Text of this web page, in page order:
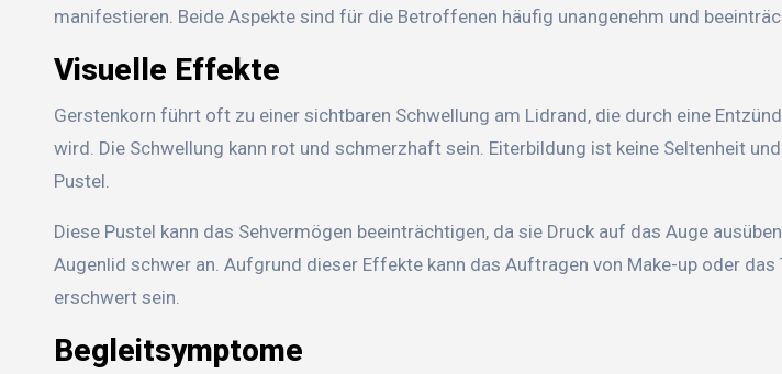
manifestieren. Beide Aspekte sind für die Betroffenen häufig unangenehm und
Visuelle Effekte
Gerstenkorn führt oft zu einer sichtbaren Schwellung am Lidrand, die durch eine
wird. Die Schwellung kann rot und schmerzhaft sein. Eiterbildung ist keine Seltenheit
Pustel.
Diese Pustel kann das Sehvermögen beeinträchtigen, da sie Druck auf das Auge
Augenlid schwer an. Aufgrund dieser Effekte kann das Auftragen von Make-up oder das
erschwert sein.
Begleitsymptome